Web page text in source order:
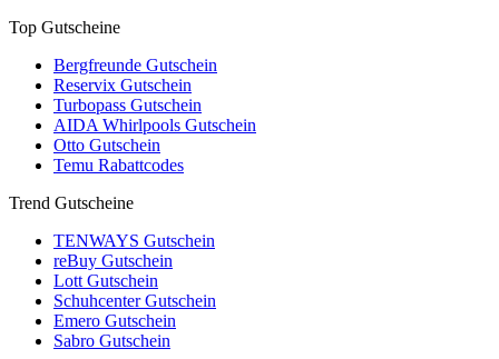
Top Gutscheine
Bergfreunde Gutschein
Reservix Gutschein
Turbopass Gutschein
AIDA Whirlpools Gutschein
Otto Gutschein
Temu Rabattcodes
Trend Gutscheine
TENWAYS Gutschein
reBuy Gutschein
Lott Gutschein
Schuhcenter Gutschein
Emero Gutschein
Sabro Gutschein